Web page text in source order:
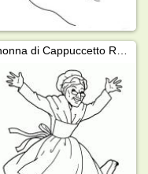
La nonna di Cappuccetto Rosso è salva